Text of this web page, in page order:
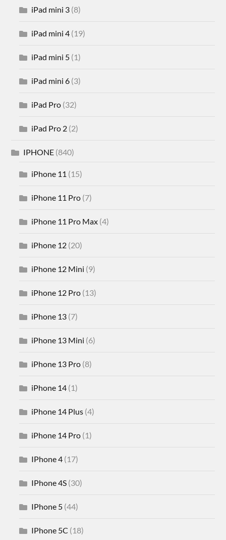
iPad mini 3 (8)
iPad mini 4 (19)
iPad mini 5 (1)
iPad mini 6 (3)
iPad Pro (32)
iPad Pro 2 (2)
IPHONE (840)
iPhone 11 (15)
iPhone 11 Pro (7)
iPhone 11 Pro Max (4)
iPhone 12 (20)
iPhone 12 Mini (9)
iPhone 12 Pro (13)
iPhone 13 (7)
iPhone 13 Mini (6)
iPhone 13 Pro (8)
iPhone 14 (1)
iPhone 14 Plus (4)
iPhone 14 Pro (1)
IPhone 4 (17)
IPhone 4S (30)
IPhone 5 (44)
IPhone 5C (18)